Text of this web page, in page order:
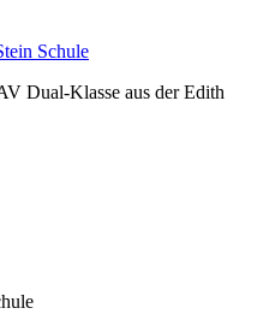
Schule
Dual-Klasse aus der Edith